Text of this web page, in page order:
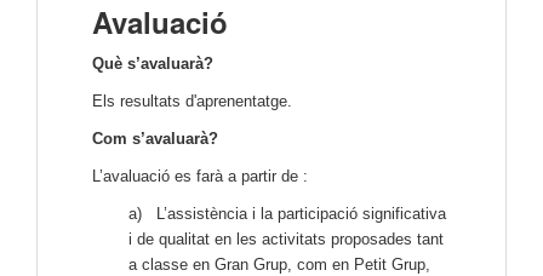
Avaluació
Què s’avaluarà?
Els resultats d'aprenentatge.
Com s’avaluarà?
L’avaluació es farà a partir de :
a) L’assistència i la participació significativa
i de qualitat en les activitats proposades tant
a classe en Gran Grup, com en Petit Grup,